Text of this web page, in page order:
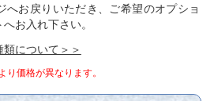
へお戻りいただき、ご希望のオプショ
お入れ下さい。
について＞＞
り価格が異なります。